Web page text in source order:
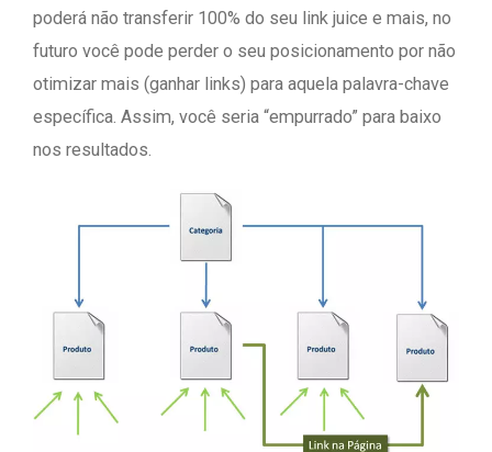
poderá não transferir 100% do seu link juice e mais, no
futuro você pode perder o seu posicionamento por não
otimizar mais (ganhar links) para aquela palavra-chave
específica. Assim, você seria “empurrado” para baixo
nos resultados.